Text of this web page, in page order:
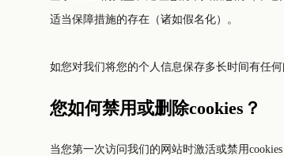
适当保障措施的存在（诸如假名化）。
如您对我们将您的个人信息保存多长时间有任
您如何禁用或删除cookies？
当您第一次访问我们的网站时激活或禁用